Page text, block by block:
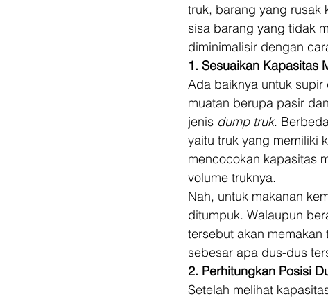
truk, barang yang rusak
sisa barang yang tidak
diminimalisir dengan
1. Sesuaikan Kapasitas
Ada baiknya untuk
muatan berupa pasir
jenis dump truk.
yaitu truk yang memiliki
mencocokan kapasitas
volume truknya.
Nah, untuk makanan
ditumpuk. Walaupun
tersebut akan
sebesar apa dus-dus
2. Perhitungkan Posisi
Setelah melihat